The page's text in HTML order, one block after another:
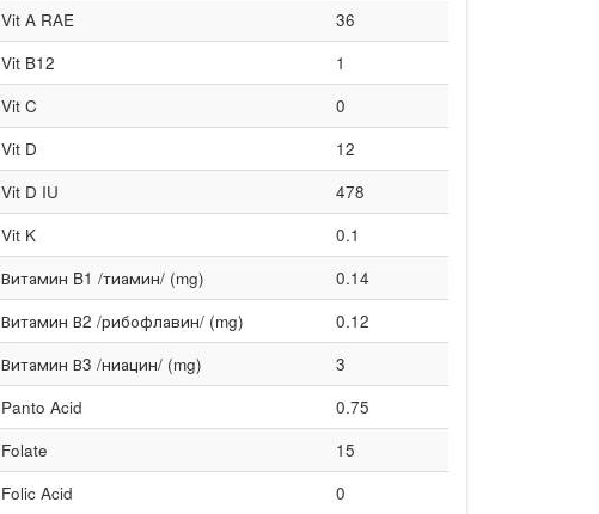
Vit A RAE
36
Vit B12
1
Vit C
0
Vit D
12
Vit D IU
478
Vit K
0.1
Витамин B1 /тиамин/ (mg)
0.14
Витамин В2 /рибофлавин/ (mg)
0.12
Витамин В3 /ниацин/ (mg)
3
Panto Acid
0.75
Folate
15
Folic Acid
0